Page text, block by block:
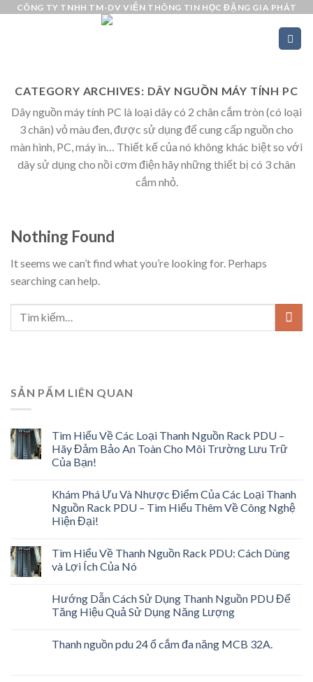
SkipCÔNG TY TNHH TM-DV VIỄN THÔNG TIN HỌC ĐẶNG GIA PHÁT
CATEGORY ARCHIVES: DÂY NGUỒN MÁY TÍNH PC
Dây nguồn máy tính PC là loại dây có 2 chân cắm tròn (có loại
3 chân) vỏ màu đen, được sử dụng để cung cấp nguồn cho
màn hình, PC, máy in… Thiết kế của nó không khác biệt so với
dây sử dụng cho nồi cơm điện hãy những thiết bị có 3 chân
cắm nhỏ.
Nothing Found
It seems we can’t find what you’re looking for. Perhaps
searching can help.
SẢN PẨM LIÊN QUAN
Tìm Hiểu Về Các Loại Thanh Nguồn Rack PDU –
Hãy Đảm Bảo An Toàn Cho Môi Trường Lưu Trữ
Của Bạn!
Khám Phá Ưu Và Nhược Điểm Của Các Loại Thanh
Nguồn Rack PDU – Tìm Hiểu Thêm Về Công Nghệ
Hiện Đại!
Tìm Hiểu Về Thanh Nguồn Rack PDU: Cách Dùng
và Lợi Ích Của Nó
Hướng Dẫn Cách Sử Dụng Thanh Nguồn PDU Để
Tăng Hiệu Quả Sử Dụng Năng Lượng
Thanh nguồn pdu 24 ổ cắm đa năng MCB 32A.